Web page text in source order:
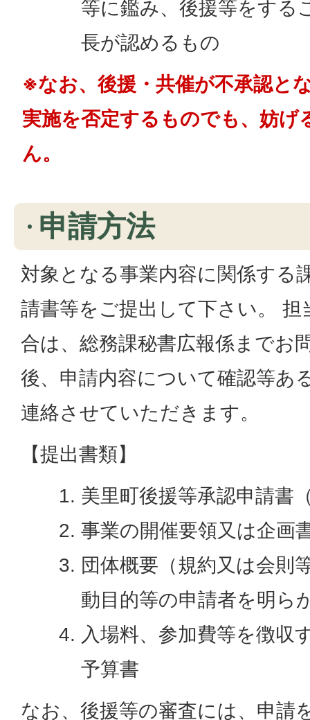
等に鑑み、後援等をする
長が認めるもの
※なお、後援・共催が不承認と
実施を否定するものでも、妨げ
ん。
申請方法
対象となる事業内容に関係する
請書等をご提出して下さい。
合は、総務課秘書広報係までお
後、申請内容について確認等あ
連絡させていただきます。
【提出書類】
美里町後援等承認申請書
事業の開催要領又は企画
団体概要（規約又は会則
動目的等の申請者を明ら
入場料、参加費等を徴収
予算書
なお、後援等の審査には、申請